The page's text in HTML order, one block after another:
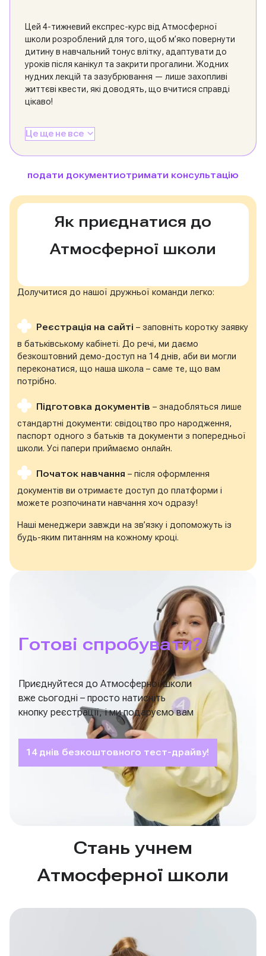
Цей 4-тижневий експрес-курс від Атмосферної
школи розроблений для того, щоб м’яко повернути
дитину в навчальний тонус влітку, адаптувати до
уроків після канікул та закрити прогалини. Жодних
нудних лекцій та зазубрювання — лише захопливі
життєві квести, які доводять, що вчитися справді
цікаво!
Це ще не все
подати документиотримати консультацію
Як приєднатися до
Атмосферної школи
Долучитися до нашої дружньої команди легко:
Реєстрація на сайті – заповніть коротку заявку
в батьківському кабінеті. До речі, ми даємо
безкоштовний демо-доступ на 14 днів, аби ви могли
переконатися, що наша школа – саме те, що вам
потрібно.
Підготовка документів – знадобляться лише
стандартні документи: свідоцтво про народження,
паспорт одного з батьків та документи з попередньої
школи. Усі папери приймаємо онлайн.
Початок навчання – після оформлення
документів ви отримаєте доступ до платформи і
можете розпочинати навчання хоч одразу!
Наші менеджери завжди на зв’язку і допоможуть із
будь-яким питанням на кожному кроці.
Готові спробувати?
Приєднуйтеся до Атмосферної школи
вже сьогодні – просто натисніть
кнопку реєстрації, і ми подаруємо вам
14 днів безкоштовного тест-драйву!
Стань учнем
Атмосферної школи